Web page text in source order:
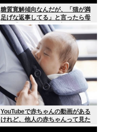
糖質寛解傾向なんだが、「猫が満
足げな返事してる」と言ったら母
親に「お気の毒w」と言われた
YouTubeで赤ちゃんの動画がある
けれど、他人の赤ちゃんって見た
いのか？